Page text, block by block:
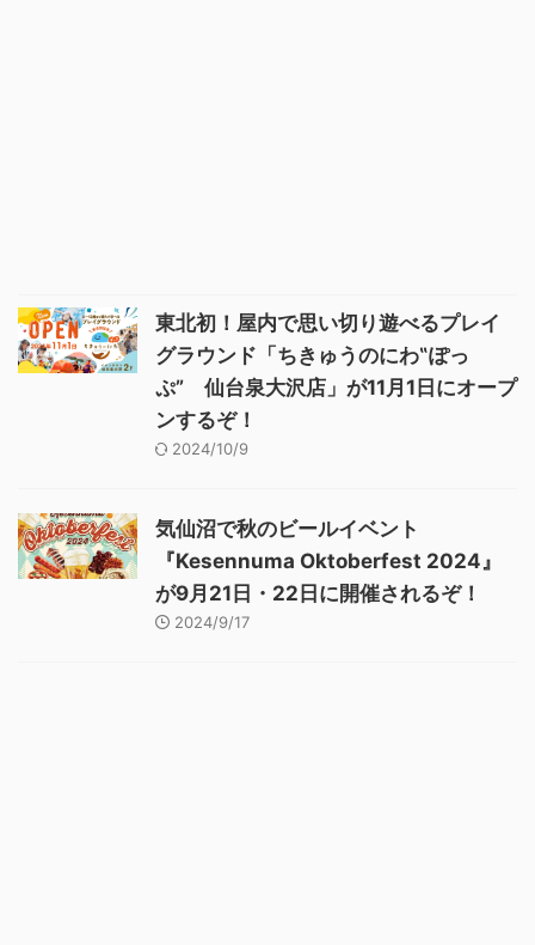
東北初！屋内で思い切り遊べるプレイ
グラウンド「ちきゅうのにわ‟ぽっ
ぷ” 仙台泉大沢店」が11月1日にオープ
ンするぞ！
2024/10/9
気仙沼で秋のビールイベント
『Kesennuma Oktoberfest 2024』
が9月21日・22日に開催されるぞ！
2024/9/17